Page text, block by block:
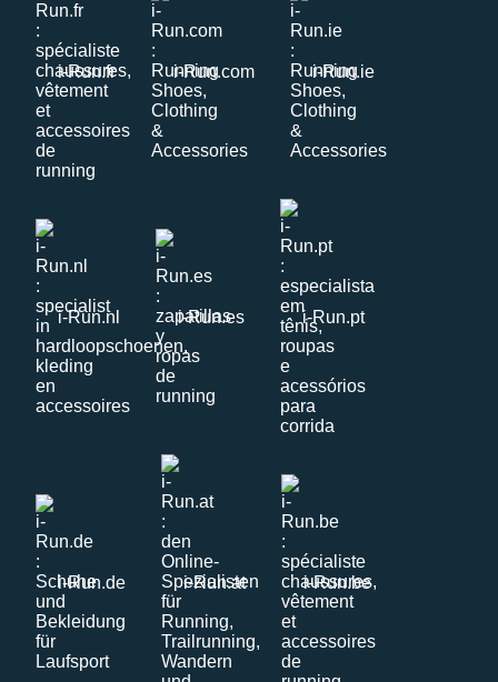
i-Run.fr i-Run.com i-Run.ie
i-Run.nl i-Run.es i-Run.pt
i-Run.de i-Run.at i-Run.be